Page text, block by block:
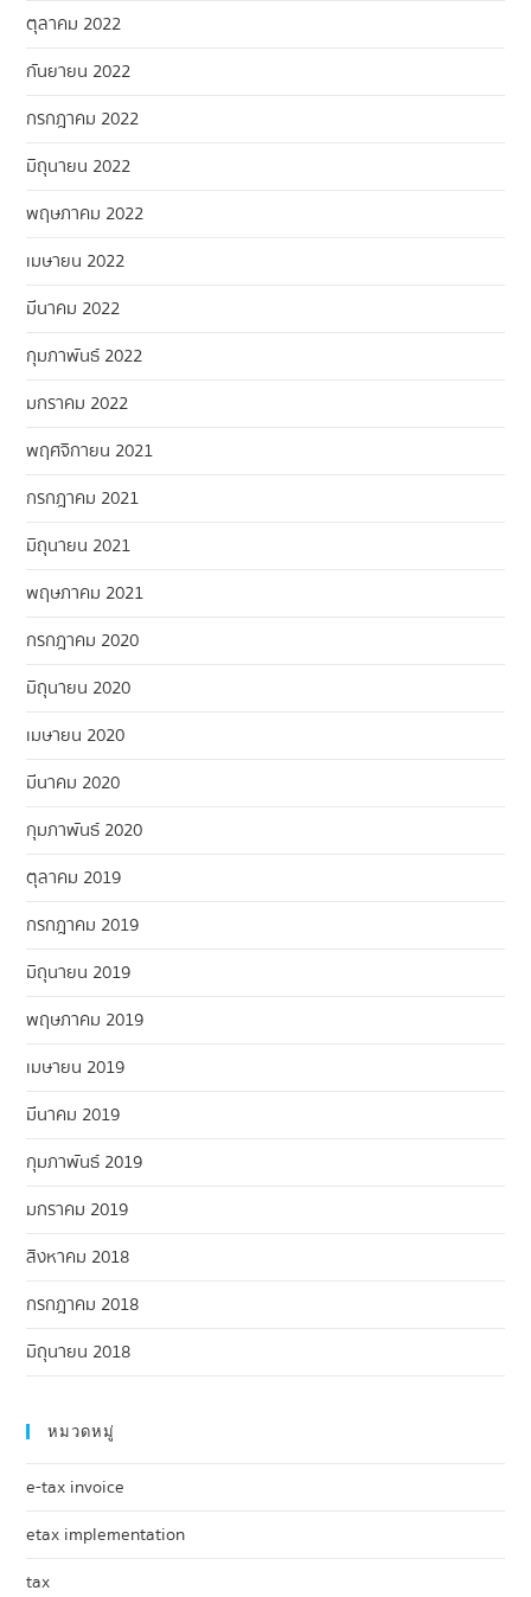
ตุลาคม 2022
กันยายน 2022
กรกฎาคม 2022
มิถุนายน 2022
พฤษภาคม 2022
เมษายน 2022
มีนาคม 2022
กุมภาพันธ์ 2022
มกราคม 2022
พฤศจิกายน 2021
กรกฎาคม 2021
มิถุนายน 2021
พฤษภาคม 2021
กรกฎาคม 2020
มิถุนายน 2020
เมษายน 2020
มีนาคม 2020
กุมภาพันธ์ 2020
ตุลาคม 2019
กรกฎาคม 2019
มิถุนายน 2019
พฤษภาคม 2019
เมษายน 2019
มีนาคม 2019
กุมภาพันธ์ 2019
มกราคม 2019
สิงหาคม 2018
กรกฎาคม 2018
มิถุนายน 2018
หมวดหมู่
e-tax invoice
etax implementation
tax